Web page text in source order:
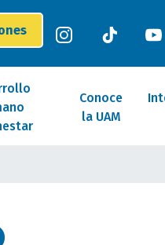
Conoce
la UAM